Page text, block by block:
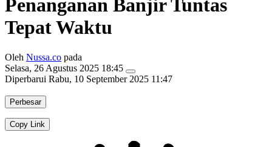
Penanganan Banjir Tuntas
Tepat Waktu
Oleh Nussa.co pada
Selasa, 26 Agustus 2025 18:45
Diperbarui Rabu, 10 September 2025 11:47
Perbesar
Copy Link